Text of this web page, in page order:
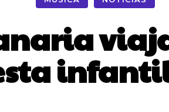
infantil